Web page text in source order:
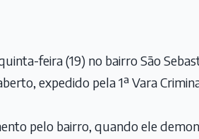
feira (19) no bairro São
expedido pela 1ª Vara
pelo bairro, quando ele